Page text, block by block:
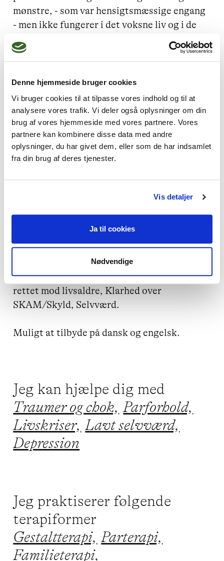
Denne hjemmeside bruger cookies
Vi bruger cookies til at tilpasse vores indhold og til at
analysere vores trafik. Vi deler også oplysninger om din
brug af vores hjemmeside med vores partnere. Vores
partnere kan kombinere disse data med andre
oplysninger, du har givet dem, eller som de har indsamlet
fra din brug af deres tjenester.
Vis detaljer
Ja til cookies
Nødvendige
mønstre, - som var hensigtsmæssige engang
- men ikke fungerer i det voksne liv og i de
voksne relationer.
erfaring med at støtte børn og unge, samt
familier.
Mit mål er at støtte i svære livssituationer,
men også at bringe forståelse og klarhed i et
ikke dømmende rum.
Jeg tilbyder foredrag indenfor relaterede
emner, gerne med et strejf af humor.
Sorg og krise, parrelaterede emner, foredrag
rettet mod livsaldre, Klarhed over
SKAM/Skyld, Selvværd.
Muligt at tilbyde på dansk og engelsk.
Jeg kan hjælpe dig med
Traumer og chok, Parforhold,
Livskriser, Lavt selvværd,
Depression
Jeg praktiserer følgende
terapiformer
Gestaltterapi, Parterapi,
Familieterapi,